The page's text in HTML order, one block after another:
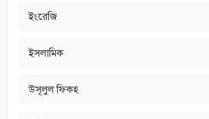
ইংরেজি
ইসলামিক
উসূলুল ফিকহ